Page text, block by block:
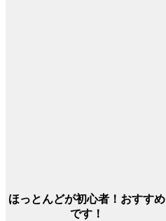
ほっとんどが初心者！おすすめ
です！